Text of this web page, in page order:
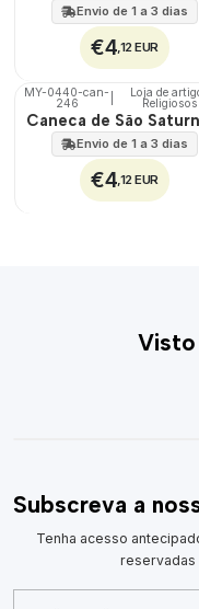
Envio de 1 a 3 dias
€4,12 EUR
🇵🇹
100%
MY-0440-can-
246
Loja de
Religiosos
Caneca de São
Envio de 1 a 3 dias
€4,12 EUR
Visto
Subscreva a
Tenha acesso
reservadas